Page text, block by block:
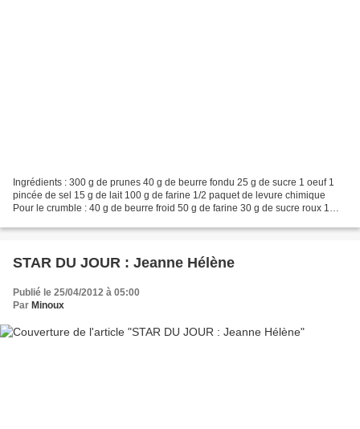
Ingrédients : 300 g de prunes 40 g de beurre fondu 25 g de sucre 1 oeuf 1
pincée de sel 15 g de lait 100 g de farine 1/2 paquet de levure chimique
Pour le crumble : 40 g de beurre froid 50 g de farine 30 g de sucre roux 1
STAR DU JOUR : Jeanne Hélène
Publié le 25/04/2012 à 05:00
Par Minoux